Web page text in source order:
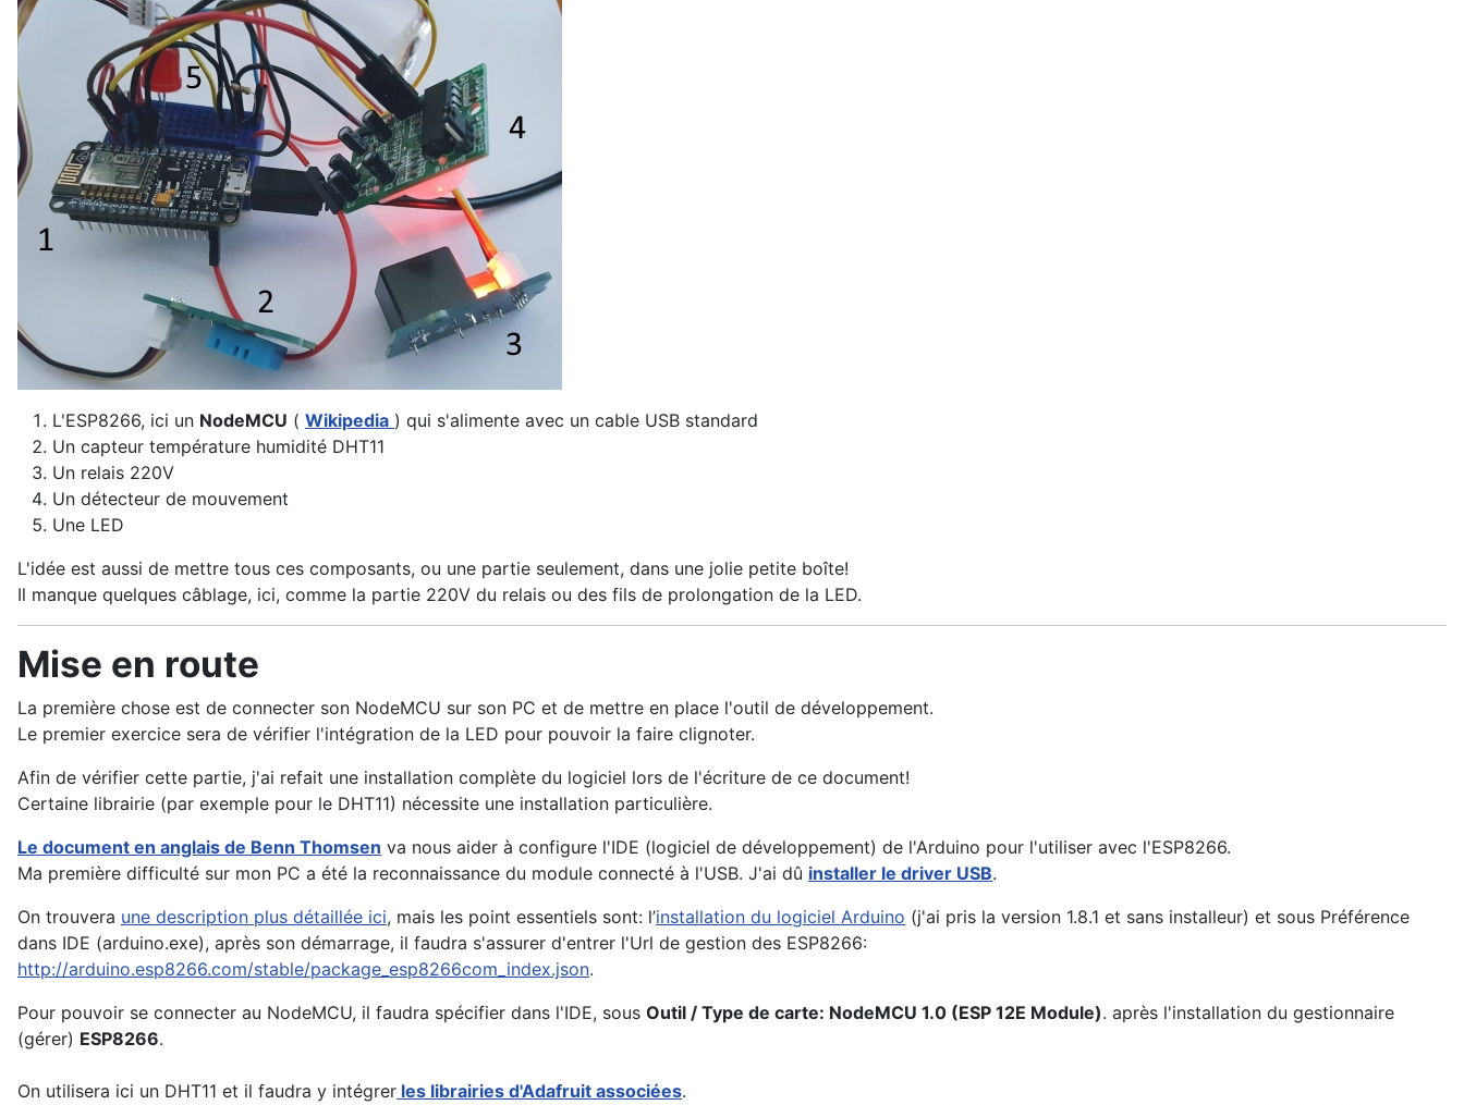
L'ESP8266, ici un NodeMCU ( Wikipedia ) qui s'alimente avec un cable USB standard
Un capteur température humidité DHT11
Un relais 220V
Un détecteur de mouvement
Une LED
L'idée est aussi de mettre tous ces composants, ou une partie seulement, dans une jolie petite boîte!
Il manque quelques câblage, ici, comme la partie 220V du relais ou des fils de prolongation de la LED.
Mise en route
La première chose est de connecter son NodeMCU sur son PC et de mettre en place l'outil de développement.
Le premier exercice sera de vérifier l'intégration de la LED pour pouvoir la faire clignoter.
Afin de vérifier cette partie, j'ai refait une installation complète du logiciel lors de l'écriture de ce document!
Certaine librairie (par exemple pour le DHT11) nécessite une installation particulière.
Le document en anglais de Benn Thomsen va nous aider à configure l'IDE (logiciel de développement) de l'Arduino pour l'utiliser avec l'ESP8266.
Ma première difficulté sur mon PC a été la reconnaissance du module connecté à l'USB. J'ai dû installer le driver USB.
On trouvera une description plus détaillée ici, mais les point essentiels sont: l’installation du logiciel Arduino (j'ai pris la version 1.8.1 et sans installeur) et sous Préférence
dans IDE (arduino.exe), après son démarrage, il faudra s'assurer d'entrer l'Url de gestion des ESP8266:
http://arduino.esp8266.com/stable/package_esp8266com_index.json.
Pour pouvoir se connecter au NodeMCU, il faudra spécifier dans l'IDE, sous Outil / Type de carte: NodeMCU 1.0 (ESP 12E Module). après l'installation du gestionnaire
(gérer) ESP8266.
On utilisera ici un DHT11 et il faudra y intégrer les librairies d'Adafruit associées.